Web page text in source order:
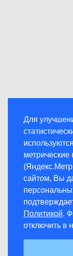
Для
сайтом, Вы
Политикой.
отключить в